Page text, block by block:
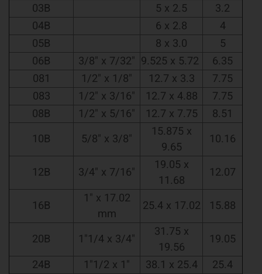
03B
5 x 2.5
3.2
04B
6 x 2.8
4
05B
8 x 3.0
5
06B
3/8" x 7/32" 9.525 x 5.72
6.35
081
1/2" x 1/8" 12.7 x 3.3
7.75
083
1/2" x 3/16" 12.7 x 4.88
7.75
08B
1/2" x 5/16" 12.7 x 7.75
8.51
10B
5/8" x 3/8"
15.875 x
9.65
10.16
12B 3/4" x 7/16"
19.05 x
11.68
12.07
16B
1" x 17.02
mm
25.4 x 17.02 15.88
20B 1"1/4 x 3/4"
31.75 x
19.56
19.05
24B
1"1/2 x 1" 38.1 x 25.4
25.4